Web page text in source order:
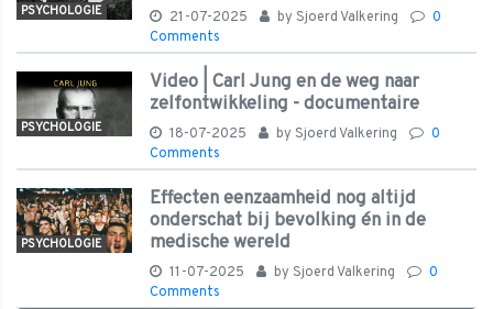
PSYCHOLOGIE 21-07-2025 by Sjoerd Valkering
0
Comments
PSYCHOLOGIE
Video | Carl Jung en de weg naar
zelfontwikkeling - documentaire
18-07-2025 by Sjoerd Valkering
0
Comments
PSYCHOLOGIE
Effecten eenzaamheid nog altijd
onderschat bij bevolking én in de
medische wereld
11-07-2025 by Sjoerd Valkering
0
Comments